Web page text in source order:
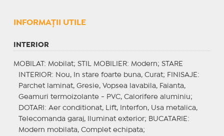
INFORMAŢII UTILE
INTERIOR
MOBILAT : Mobilat; STIL MOBILIER: Modern; STARE
INTERIOR: Nou, In stare foarte buna, Curat; FINISAJE :
Parchet laminat, Gresie, Vopsea lavabila, Faianta,
Geamuri termoizolante - PVC, Calorifere aluminiu;
DOTARI : Aer conditionat, Lift, Interfon, Usa metalica,
Telecomanda garaj, Iluminat exterior; BUCATARIE :
Modern mobilata, Complet echipata;